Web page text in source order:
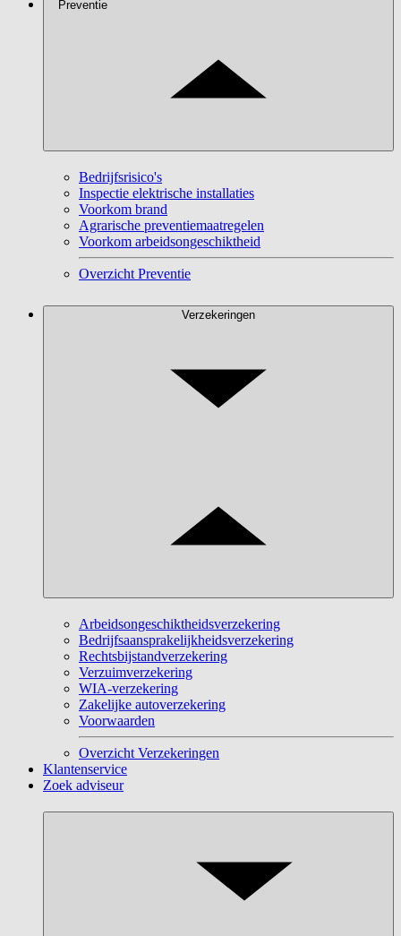
Preventie
Bedrijfsrisico's
Inspectie elektrische installaties
Voorkom brand
Agrarische preventiemaatregelen
Voorkom arbeidsongeschiktheid
Overzicht Preventie
Verzekeringen
Arbeidsongeschiktheidsverzekering
Bedrijfsaansprakelijkheidsverzekering
Rechtsbijstandverzekering
Verzuimverzekering
WIA-verzekering
Zakelijke autoverzekering
Voorwaarden
Overzicht Verzekeringen
Klantenservice
Zoek adviseur